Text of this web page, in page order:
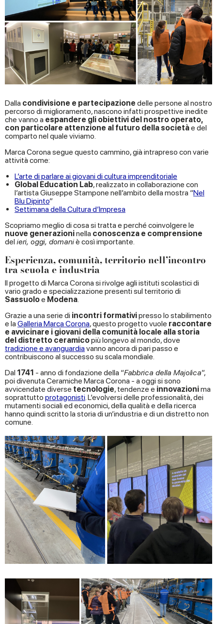
Dalla condivisione e partecipazione delle persone al nostro
percorso di miglioramento, nascono infatti prospettive inedite
che vanno a espandere gli obiettivi del nostro operato,
con particolare attenzione al futuro della societàe del
comparto nel quale viviamo.
Marca Corona segue questo cammino, già intrapreso con varie
attività come:
L’arte di parlare ai giovani di cultura imprenditoriale
Global Education Lab, realizzato in collaborazione con
l’artista Giuseppe Stampone nell’ambito della mostra “Nel
Blu Dipinto”
Settimana della Cultura d’Impresa
Scopriamo meglio di cosa si tratta e perché coinvolgere le
nuove generazioninella conoscenza e comprensione
delieri, oggi, domaniè così importante.
Esperienza, comunità, territorio nell’incontro
tra scuola e industria
Il progetto di Marca Corona si rivolge agli istituti scolastici di
vario grado e specializzazione presenti sul territorio di
Sassuoloe Modena.
Grazie a una serie di incontri formativipresso lo stabilimento
e la Galleria Marca Corona, questo progetto vuole raccontare
e avvicinare i giovani della comunità locale alla storia
del distretto ceramicopiù longevo al mondo, dove
tradizione e avanguardiavanno ancora di pari passo e
contribuiscono al successo su scala mondiale.
Dal 1741 - anno di fondazione della “Fabbrica della Majolica”,
poi divenuta Ceramiche Marca Corona - a oggi si sono
avvicendate diverse tecnologie, tendenze e innovazionima
soprattutto protagonisti. L’evolversi delle professionalità, dei
mutamenti sociali ed economici, della qualità e della ricerca
hanno quindi scritto la storia di un’industria e di un distretto non
comune.